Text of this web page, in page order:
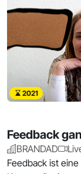
2021
Feedback
BRANDAD
Feedback ist